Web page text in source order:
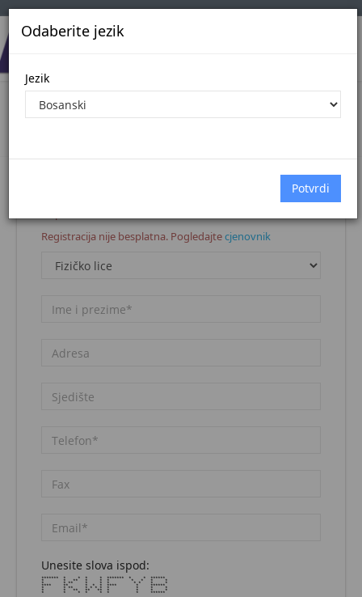
Odaberite jezik
Jezik
Registracija korisnika
Registracija nije besplatna. Pogledajtecjenovnik
Unesite slova ispod:
******* * * * * ******* * * ******
* * ** * * * * * * *
* * ** * * * * * * *
**** ** * * * **** * ******
* * ** * * * * * * * *
* * ** ** ** * * * *
* * * * * * * ******